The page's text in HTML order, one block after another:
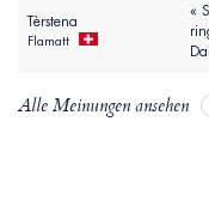
Tèrstena
Flamatt
«
Alle Meinungen ansehen